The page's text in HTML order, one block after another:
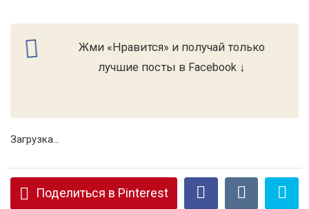
Жми «Нравится» и получай только
лучшие посты в Facebook ↓
Загрузка...
Поделиться в Pinterest